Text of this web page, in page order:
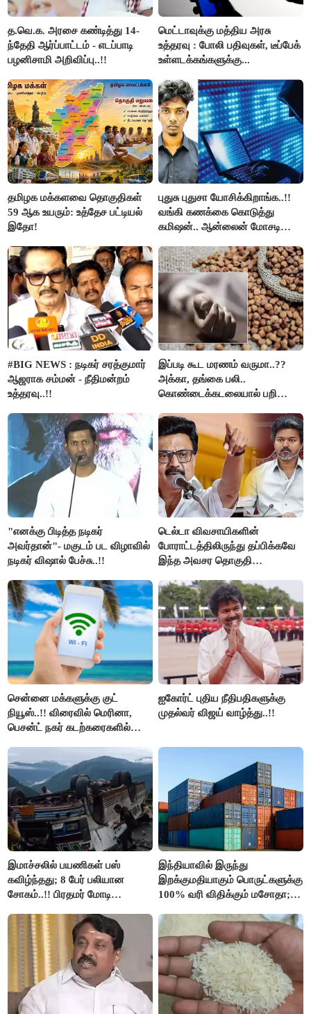
த.வெ.க. அரசை கண்டித்து 14-
ந்தேதி ஆர்ப்பாட்டம் - எடப்பாடி
பழனிசாமி அறிவிப்பு..!!
மெட்டாவுக்கு மத்திய அரசு
உத்தரவு : போலி பதிவுகள், டீப்பேக்
உள்ளடக்கங்களுக்கு...
தமிழக மக்களவை தொகுதிகள்
59 ஆக உயரும்: உத்தேச பட்டியல்
இதோ!
புதுசு புதுசா யோசிக்கிறாங்க..!!
வங்கி கணக்கை கொடுத்து
கமிஷன்.. ஆன்லைன் மோசடி
கைது..!!
#BIG NEWS : நடிகர் சரத்குமார்
ஆஜராக சம்மன் - நீதிமன்றம்
உத்தரவு..!!
இப்படி கூட மரணம் வருமா..??
அக்கா, தங்கை பலி..
கொண்டைக்கடலையால் பறிபோன
"எனக்கு பிடித்த நடிகர்
அவர்தான்"- மகுடம் பட விழாவில்
நடிகர் விஷால் பேச்சு..!!
டெல்டா விவசாயிகளின்
போராட்டத்திலிருந்து தப்பிக்கவே
இந்த அவசர தொகுதி
அரங்கேற்றுகிறார் முதலமைச்சர் -
திமுக ஐடி விங்..!!
சென்னை மக்களுக்கு குட்
நியூஸ்..!! விரைவில் மெரினா,
பெசன்ட் நகர் கடற்கரைகளில்
ஐகோர்ட் புதிய நீதிபதிகளுக்கு
முதல்வர் விஜய் வாழ்த்து..!!
இமாச்சலில் பயணிகள் பஸ்
கவிழ்ந்தது; 8 பேர் பலியான
சோகம்..!! பிரதமர் மோடி
இந்தியாவில் இருந்து
இறக்குமதியாகும் பொருட்களுக்கு
100% வரி விதிக்கும் மசோதா;